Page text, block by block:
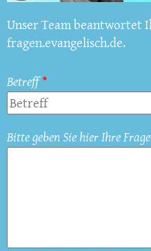
Unser Team beantwortet
fragen.evangelisch.de.
Betreff
Bitte geben Sie hier Ihre